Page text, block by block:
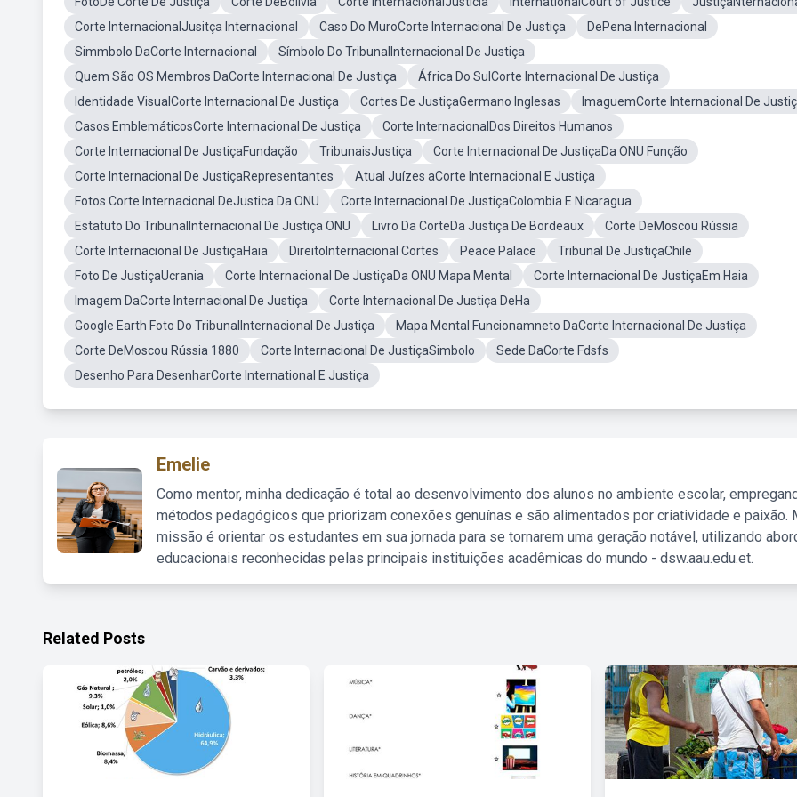
Corte InternacionalJusitça Internacional
Caso Do MuroCorte Internacional De Justiça
DePena Internacional
Simmbolo DaCorte Internacional
Símbolo Do TribunalInternacional De Justiça
Quem São OS Membros DaCorte Internacional De Justiça
África Do SulCorte Internacional De Justiça
Identidade VisualCorte Internacional De Justiça
Cortes De JustiçaGermano Inglesas
ImaguemCorte Internacional De
Casos EmblemáticosCorte Internacional De Justiça
Corte InternacionalDos Direitos Humanos
Corte Internacional De JustiçaFundação
TribunaisJustiça
Corte Internacional De JustiçaDa ONU Função
Corte Internacional De JustiçaRepresentantes
Atual Juízes aCorte Internacional E Justiça
Fotos Corte Internacional DeJustica Da ONU
Corte Internacional De JustiçaColombia E Nicaragua
Estatuto Do TribunalInternacional De Justiça ONU
Livro Da CorteDa Justiça De Bordeaux
Corte DeMoscou Rússia
Corte Internacional De JustiçaHaia
DireitoInternacional Cortes Peace Palace
Tribunal De JustiçaChile
Foto De JustiçaUcrania
Corte Internacional De JustiçaDa ONU Mapa Mental
Corte Internacional De JustiçaEm Haia
Imagem DaCorte Internacional De Justiça
Corte Internacional De Justiça DeHa
Google Earth Foto Do TribunalInternacional De Justiça
Mapa Mental Funcionamneto DaCorte Internacional De Justiça
Corte DeMoscou Rússia 1880
Corte Internacional De JustiçaSimbolo
Sede DaCorte Fdsfs
Desenho Para DesenharCorte International E Justiça
Emelie
Como mentor, minha dedicação é total ao desenvolvimento dos alunos no ambiente escolar,
métodos pedagógicos que priorizam conexões genuínas e são alimentados por criatividade e paixão.
missão é orientar os estudantes em sua jornada para se tornarem uma geração notável, utilizando
educacionais reconhecidas pelas principais instituições acadêmicas do mundo - dsw.aau.edu.et.
Related Posts